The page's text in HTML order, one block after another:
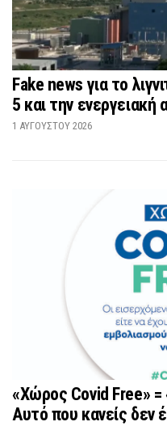
Fake news για το
5 και την
1 ΑΥΓΟΎΣΤΟΥ 2026
«Χώρος Covid Free»
Αυτό που κανείς δεν